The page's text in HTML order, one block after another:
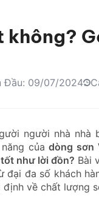
không?
Đầu: 09/07/2024
người nhà nhà
năng củadòng sơn
như lời đồn? Bài
đa số khách
về chất lượng